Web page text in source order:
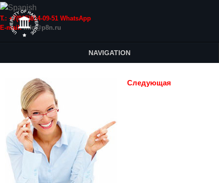
Т.: +7(915)814-09-51 WhatsApp
E-mail:info@p8n.ru
NAVIGATION
Следующая